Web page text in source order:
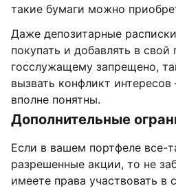
такие бумаги можно
Даже депозитарные
покупать и добавлять в свой
госслужащему запрещено,
вызвать конфликт
вполне понятны.
Дополнительные
Если в вашем портфеле все-
разрешенные акции, то не
имеете права участвовать в